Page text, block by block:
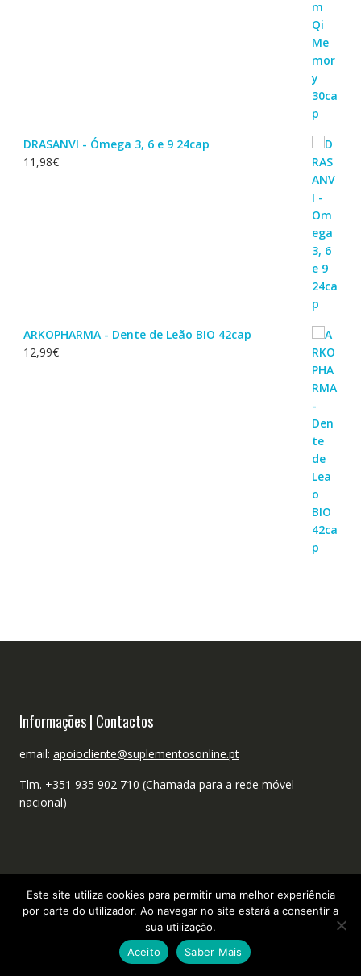
DRASANVI - Ómega 3, 6 e 9 24cap
11,98€
ARKOPHARMA - Dente de Leão BIO 42cap
12,99€
Informações | Contactos
email: apoiocliente@suplementosonline.pt
Tlm. +351 935 902 710 (Chamada para a rede móvel
nacional)
Este site utiliza cookies para permitir uma melhor experiência
por parte do utilizador. Ao navegar no site estará a consentir a
sua utilização.
Aceito
Saber Mais